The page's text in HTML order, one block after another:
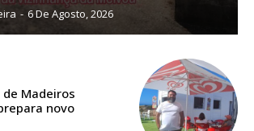
de Assinatura
do Região de Cister e ajude-nos a manter este serviço
acesso a todos os conteúdos exclusivos e versões
- 6 De Agosto, 2026
de Madeiros
novo